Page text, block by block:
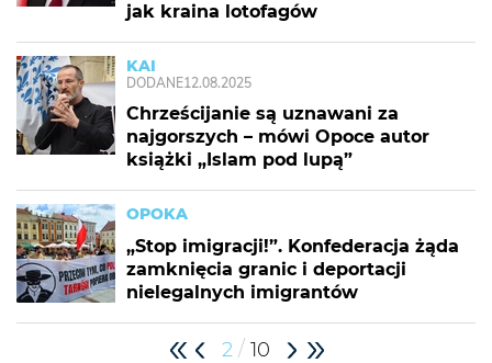
jak kraina lotofagów
KAI
DODANE12.08.2025
Chrześcijanie są uznawani za
najgorszych – mówi Opoce autor
książki „Islam pod lupą”
OPOKA
„Stop imigracji!”. Konfederacja żąda
zamknięcia granic i deportacji
nielegalnych imigrantów
2 / 10